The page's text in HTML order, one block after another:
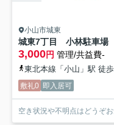
小山市城東
城東7丁目 小林駐車場
3,000円 管理/共益費-
東北本線「小山」駅 徒
敷礼0 即入居可
空き状況や不明点はどうぞ